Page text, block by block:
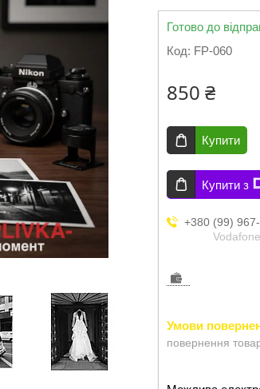
Готово до
Код: FP-060
850 ₴
Купити
Купити з
+380 (99)
Vodafone
повернення